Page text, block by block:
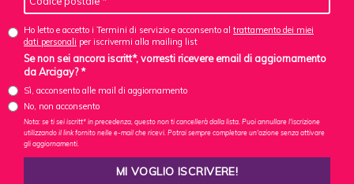
Ho letto e accetto i Termini di servizio e acconsento al trattamento dei miei
dati personali per iscrivermi alla mailing list
Se non sei ancora iscritt*, vorresti ricevere email di aggiornamento
da Arcigay? *
Sì, acconsento alle mail di aggiornamento
No, non acconsento
Nota: se ti sei iscritt* in precedenza, questo non ti cancellerà dalla lista. Puoi annullare l'iscrizione
utilizzando il link fornito nelle e-mail che ricevi. Potrai sempre completare un'azione senza attivare
gli aggiornamenti.